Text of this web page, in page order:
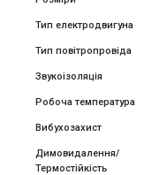
Тип електродвигуна
Тип повітропровіда
Звукоізоляція
Робоча температура
Вибухозахист
Димовидалення/
Термостійкість